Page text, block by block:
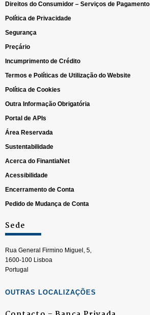
Direitos do Consumidor – Serviços de Pagamento
Política de Privacidade
Segurança
Preçário
Incumprimento de Crédito
Termos e Políticas de Utilização do Website
Política de Cookies
Outra Informação Obrigatória
Portal de APIs
Área Reservada
Sustentabilidade
Acerca do FinantiaNet
Acessibilidade
Encerramento de Conta
Pedido de Mudança de Conta
Sede
Rua General Firmino Miguel, 5,
1600-100 Lisboa
Portugal
OUTRAS LOCALIZAÇÕES